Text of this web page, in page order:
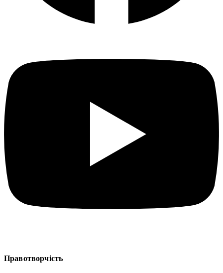
Правотворчість